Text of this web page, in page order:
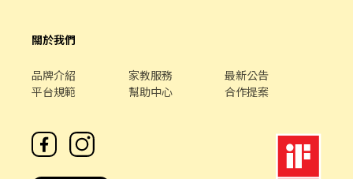
關於我們
品牌介紹 家教服務
最新公告
平台規範
幫助中心 合作提案